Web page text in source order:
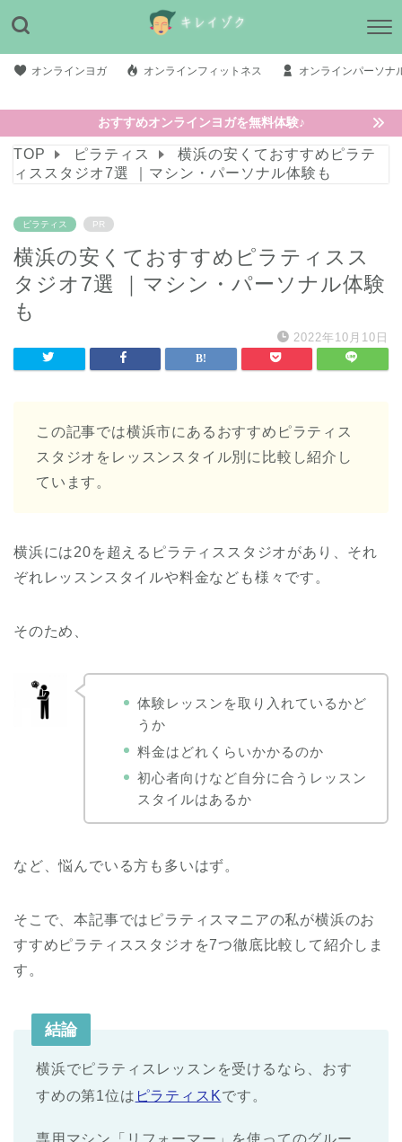
オンラインヨガ オンラインフィットネス オンラインパーソナ
おすすめオンラインヨガを無料体験♪
TOP ピラティス
横浜の安くておすすめピラテ
ィススタジオ7選 ｜マシン・パーソナル体験も
ピラティス PR
横浜の安くておすすめピラティスス
タジオ7選 ｜マシン・パーソナル体験
も
2022年10月10日
この記事では横浜市にあるおすすめピラティス
スタジオをレッスンスタイル別に比較し紹介し
ています。
横浜には20を超えるピラティススタジオがあり、それ
ぞれレッスンスタイルや料金なども様々です。
そのため、
体験レッスンを取り入れているかど
うか
料金はどれくらいかかるのか
初心者向けなど自分に合うレッスン
スタイルはあるか
など、悩んでいる方も多いはず。
そこで、本記事ではピラティスマニアの私が横浜のお
すすめピラティススタジオを7つ徹底比較して紹介しま
す。
結論
横浜でピラティスレッスンを受けるなら、おす
すめの第1位は ピラティスKです。
専用マシン「リフォーマー」を使ってのグルー